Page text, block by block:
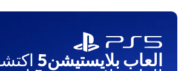
العاب بلايستيشن5